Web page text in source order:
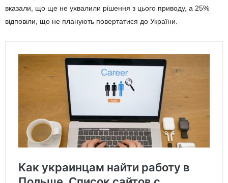
вказали, що ще не ухвалили рішення з цього приводу, а 25%
відповіли, що не планують повертатися до України.